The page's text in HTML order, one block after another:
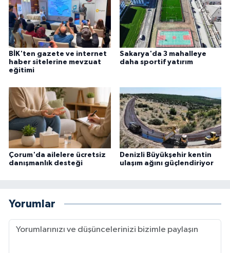
BİK'ten gazete ve internet
haber sitelerine mevzuat
eğitimi
Sakarya'da 3 mahalleye
daha sportif yatırım
Çorum'da ailelere ücretsiz
danışmanlık desteği
Denizli Büyükşehir kentin
ulaşım ağını güçlendiriyor
Yorumlar